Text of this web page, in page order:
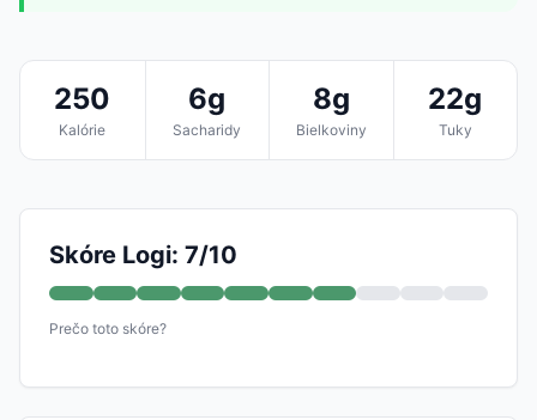
250
Kalórie
6g
Sacharidy
8g
Bielkoviny
22g
Tuky
Skóre Logi: 7/10
Prečo toto skóre?